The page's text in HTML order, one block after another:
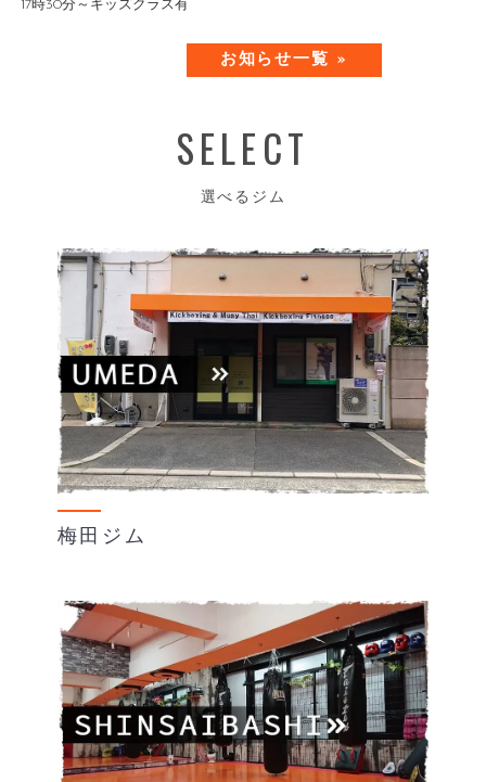
17時30分～キッズクラス有
お知らせ一覧 »
SELECT
選べるジム
梅田ジム